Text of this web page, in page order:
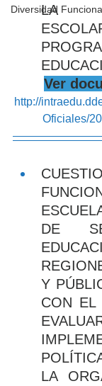
Diversidad
LA
Ver
http://
Oficiales/
DE
Y
CON EL
LA